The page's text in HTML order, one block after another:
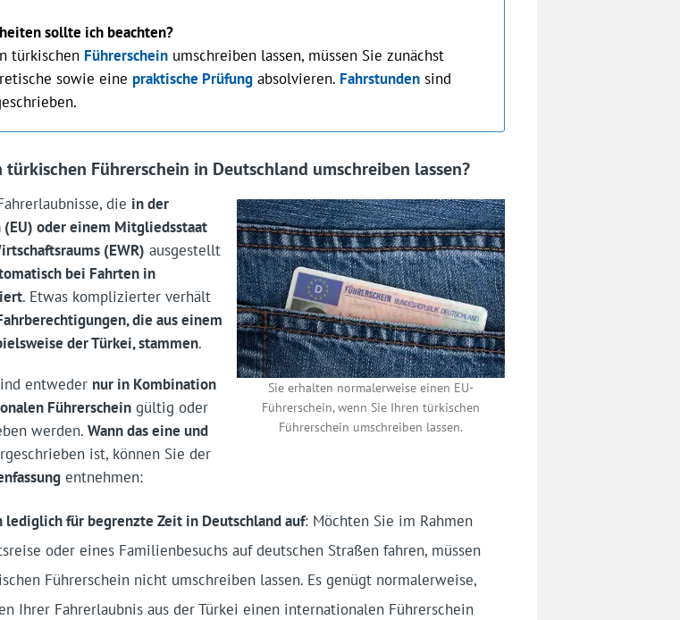
sollte ich beachten?
türkischen Führerscheinumschreiben lassen, müssen Sie zunächst
sowie eine praktische Prüfungabsolvieren. Fahrstundensind
türkischen Führerschein in Deutschland umschreiben lassen?
Sie erhalten normalerweise einen EU-
Führerschein, wenn Sie Ihren türkischen
Führerschein umschreiben lassen.
die in der
(EU) oder einem Mitgliedsstaat
(EWR) ausgestellt
bei Fahrten in
. Etwas komplizierter verhält
die aus einem
der Türkei, stammen.
entweder nur in Kombination
Führerscheingültig oder
werden. Wann das eine und
ist, können Sie der
entnehmen:
lediglich für begrenzte Zeit in Deutschland auf: Möchten Sie im Rahmen
oder eines Familienbesuchs auf deutschen Straßen fahren, müssen
Führerschein nicht umschreiben lassen. Es genügt normalerweise,
Ihrer Fahrerlaubnis aus der Türkei einen internationalen Führerschein